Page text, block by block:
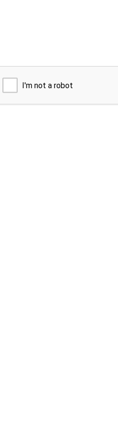
I'm not a robot